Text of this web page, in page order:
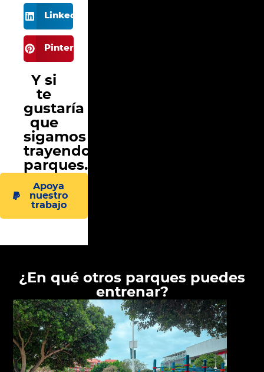
LinkedIn
Pinterest
Y si
te
gustaría
que
sigamos
trayendo
parques...
Apoya
nuestro
trabajo
¿En qué otros parques puedes
entrenar?